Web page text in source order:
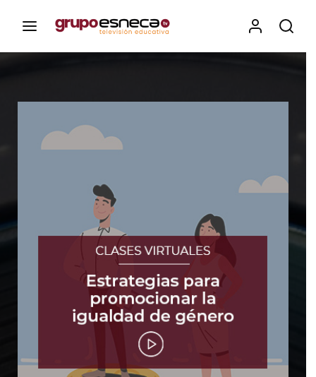
Esneca TV
Iniciar Sesión
Para iniciar sesión debes introducir el
mismo usuario y contraseña que utilizas
para acceder al campus virtual:
Dirección de correo electrónico
ENTRAR